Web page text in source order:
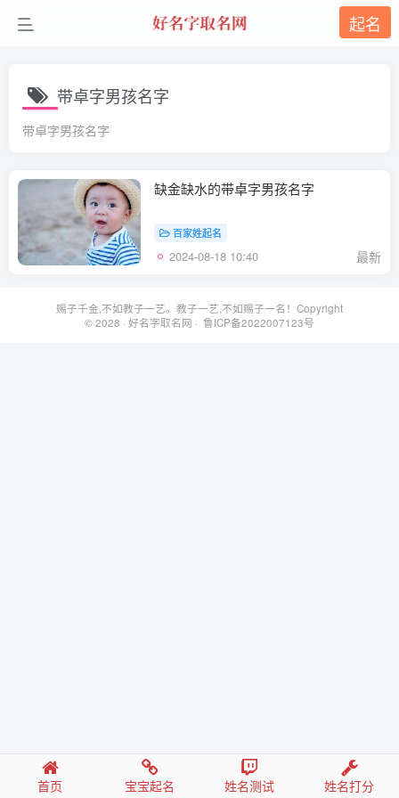
起名
带卓字男孩名字
带卓字男孩名字
缺金缺水的带卓字男孩名字
百家姓起名
2024-08-18 10:40 最新
赐子千金,不如教子一艺。教子一艺,不如赐子一名！Copyright
© 2028 · 好名字取名网 · 鲁ICP备2022007123号
首页 宝宝起名 姓名测试 姓名打分